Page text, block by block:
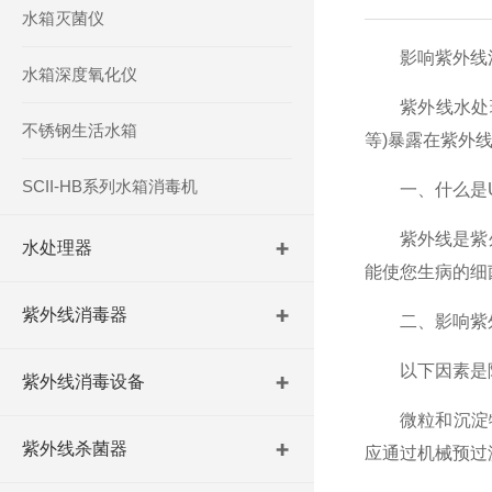
水箱灭菌仪
水箱深度氧化仪
不锈钢生活水箱
SCII-HB系列水箱消毒机
水处理器
紫外线消毒器
紫外线消毒设备
紫外线杀菌器
影响紫外线
紫外线水处理
等)暴露在紫外
一、什么是
紫外线是紫外
能使您生病的
二、影响紫
以下因素是
微粒和沉淀物
应通过机械预